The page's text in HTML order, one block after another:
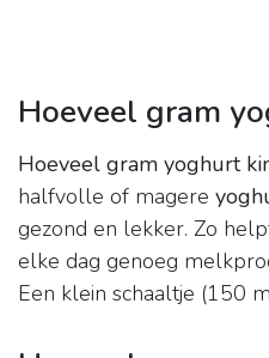
Hoeveel gram
Hoeveel gram yoghurt
halfvolle of magere
gezond en lekker. Zo
elke dag genoeg
Een klein schaaltje (150